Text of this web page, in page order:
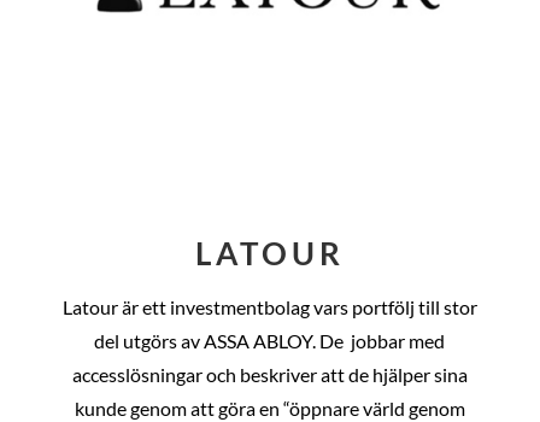
LATOUR
Latour är ett investmentbolag vars portfölj till stor
del utgörs av ASSA ABLOY. De jobbar med
accesslösningar och beskriver att de hjälper sina
kunde genom att göra en “öppnare värld genom